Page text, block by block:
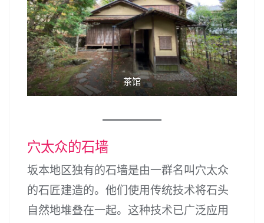
茶馆
穴太众的石墙
坂本地区独有的石墙是由一群名叫穴太众
的石匠建造的。他们使用传统技术将石头
自然地堆叠在一起。这种技术已广泛应用